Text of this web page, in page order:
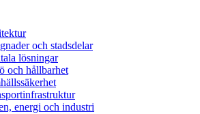
och stadsdelar
lösningar
och hållbarhet
energi och industri